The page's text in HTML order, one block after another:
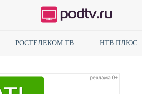
РОСТЕЛЕКОМ ТВ НТВ ПЛЮС